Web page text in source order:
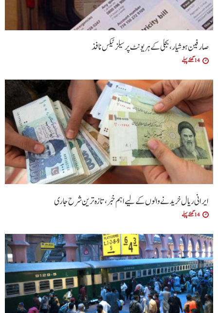
صارفین ہوشیار، بجلی کے ہر یونٹ پر سیلز ٹیکس نافذ
14 گھنٹے پہلے
ایرانی ریال خریدنے والوں کے لیے اہم خبر، تازہ ترین شرح جاری
14 گھنٹے پہلے